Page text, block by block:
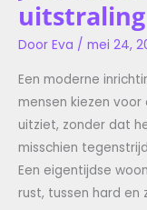
uitstraling
Door Eva / mei 24,
Een moderne
mensen kiezen
uitziet, zonder dat
misschien
Een eigentijdse
rust, tussen hard en